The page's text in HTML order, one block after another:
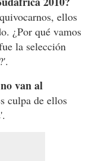
ellos
¿Por qué vamos
la selección
van al
culpa de ellos